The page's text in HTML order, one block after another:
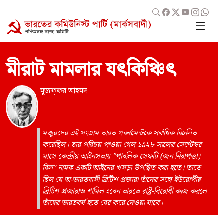
মীরাট মামলার যৎকিঞ্চিৎ
মুজফ্‌ফর আহমদ
মজুরদের এই সংগ্রাম ভারত গবর্নমেন্টকে সর্বাধিক বিচলিত
করেছিল। তার পরিচয় পাওয়া গেল ১৯২৮ সালের সেপ্টেম্বর
মাসে কেন্দ্রীয় আইনসভায় "পাবলিক সেফটি (জন নিরাপত্তা)
বিল” নামক একটি আইনের খসড়া উপস্থিত করা হতে। তাতে
ছিল যে অ-ভারতবাসী ব্রিটিশ প্রজারা তাঁদের সঙ্গে ইউরোপীয়
ব্রিটিশ প্রজারাও শামিল হবেন ভারতে রাষ্ট্র-বিরোধী কাজ করলে
তাঁদের ভারতবর্ষ হতে বের করে দেওয়া যাবে।